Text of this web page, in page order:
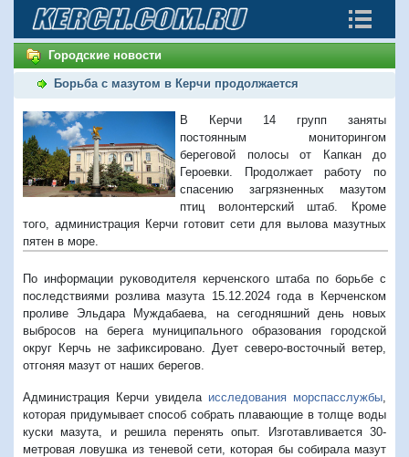
Городские новости
Борьба с мазутом в Керчи продолжается
В Керчи 14 групп заняты
постоянным мониторингом
береговой полосы от Капкан до
Героевки. Продолжает работу по
спасению загрязненных мазутом
птиц волонтерский штаб. Кроме
того, администрация Керчи готовит сети для вылова мазутных
пятен в море.
По информации руководителя керченского штаба по борьбе с
последствиями розлива мазута 15.12.2024 года в Керченском
проливе Эльдара Муждабаева, на сегодняшний день новых
выбросов на берега муниципального образования городской
округ Керчь не зафиксировано. Дует северо-восточный ветер,
отгоняя мазут от наших берегов.
Администрация Керчи увидела исследования морспасслужбы
которая придумывает способ собрать плавающие в толще воды
куски мазута, и решила перенять опыт. Изготавливается 30-
метровая ловушка из теневой сети, которая бы собирала мазут